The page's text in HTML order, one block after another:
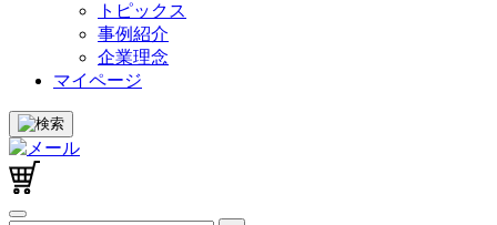
トピックス
事例紹介
企業理念
マイページ